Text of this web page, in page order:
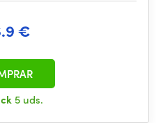
€
5 uds.